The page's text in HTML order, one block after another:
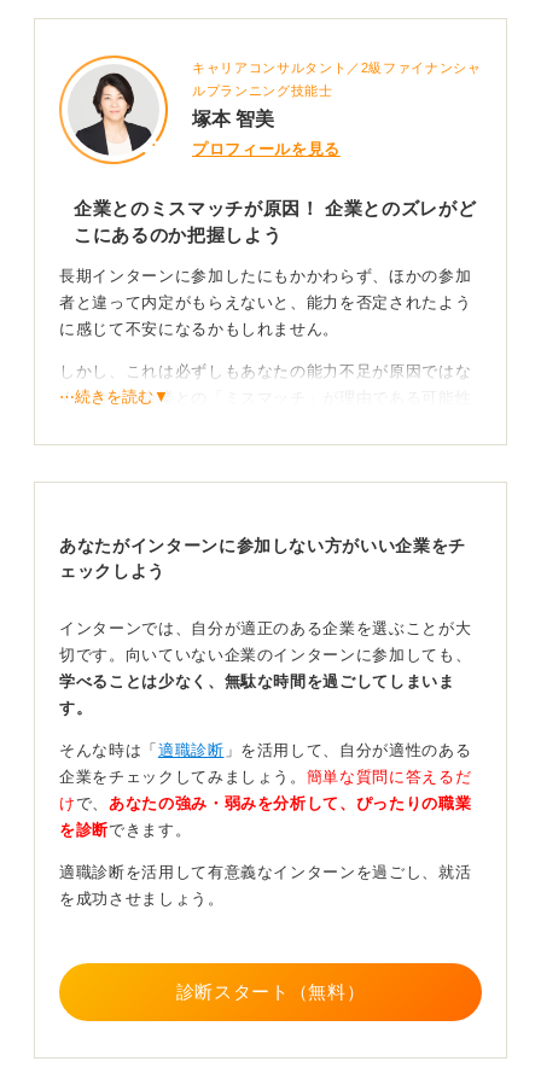
キャリアコンサルタント／2級ファイナンシャ
ルプランニング技能士
塚本 智美
プロフィールを見る
企業とのミスマッチが原因！ 企業とのズレがど
こにあるのか把握しよう
長期インターンに参加したにもかかわらず、ほかの参加
者と違って内定がもらえないと、能力を否定されたよう
に感じて不安になるかもしれません。
しかし、これは必ずしもあなたの能力不足が原因ではな
く、むしろ企業との「ミスマッチ」が理由である可能性
活きるのではないか」と判断することがあります。
仕事に求められることと自分とのズレを探してみよ
う
能力と、自身の得意・不得意を改めて冷静に分析し、ど
こに「ズレ」があるのかを突き止めることでしょう。そ
のうえで、もしその「ズレ」が許容範囲であれば、意識
して行動を合わせてみるのも一つの手だと思います。
一社にこだわりすぎるのはNG！ 自分に合った企業は
しかし、より重要なのは、その一社に固執せず、視野を
広げてほかの企業にも目を向けることです。
⋯続きを読む▼
あなたがインターンに参加しない方がいい企業をチ
ェックしよう
インターンでは、自分が適正のある企業を選ぶことが大
切です。向いていない企業のインターンに参加しても、
学べることは少なく、無駄な時間を過ごしてしまいま
す。
そんな時は「 適職診断 」を活用して、自分が適性のある
企業をチェックしてみましょう。 簡単な質問に答えるだ
けで、 あなたの強み・弱みを分析して、ぴったりの職業
を診断できます。
適職診断を活用して有意義なインターンを過ごし、就活
を成功させましょう。
診断スタート（無料）